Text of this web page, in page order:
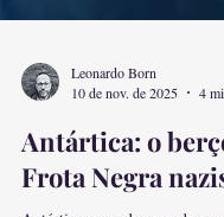
10 de nov. de 2025
4
Antártica: o